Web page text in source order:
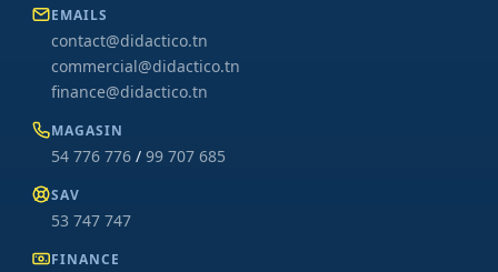
EMAILS
contact@didactico.tn
commercial@didactico.tn
finance@didactico.tn
MAGASIN
54 776 776 / 99 707 685
SAV
53 747 747
FINANCE